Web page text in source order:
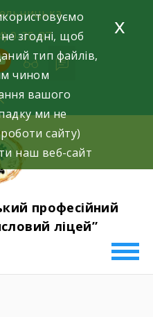
9-35-87
професійний
ліцей”
згодні, щоб
тип файлів,
чином
вашого
ми не
сайту)
наш веб-сайт
x